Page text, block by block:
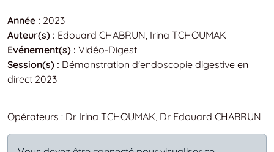
Année : 2023
Auteur(s) : Edouard CHABRUN, Irina TCHOUMAK
Evénement(s) : Vidéo-Digest
Session(s) : Démonstration d'endoscopie digestive en
direct 2023
Opérateurs : Dr Irina TCHOUMAK, Dr Edouard CHABRUN